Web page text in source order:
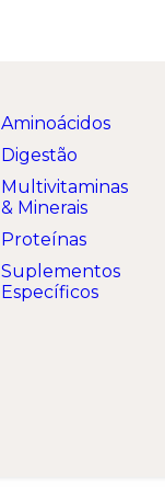
Aminoácidos
Digestão
Multivitaminas
& Minerais
Proteínas
Suplementos
Específicos